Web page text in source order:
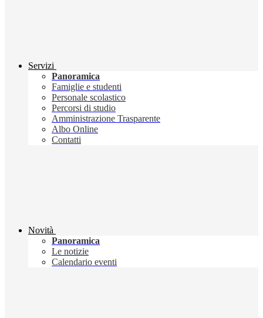
Servizi
Panoramica
Famiglie e studenti
Personale scolastico
Percorsi di studio
Amministrazione Trasparente
Albo Online
Contatti
Novità
Panoramica
Le notizie
Calendario eventi